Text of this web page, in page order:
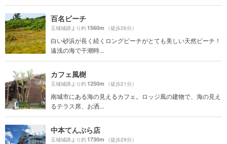
百名ビーチ
玉城城跡より約1560m （徒歩26分）
白い砂浜が長く続くロングビーチがとても美しい天然ビーチ！
遠浅の海で干潮時...
カフェ風樹
玉城城跡より約1250m （徒歩21分）
南城市にある海の見えるカフェ。ロッジ風の建物で、海の見え
るテラス席、お洒...
中本てんぷら店
玉城城跡より約1730m （徒歩29分）